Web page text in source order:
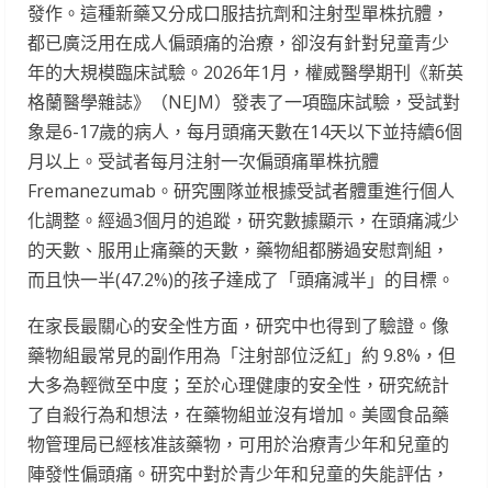
發作。這種新藥又分成口服拮抗劑和注射型單株抗體，
都已廣泛用在成人偏頭痛的治療，卻沒有針對兒童青少
年的大規模臨床試驗。2026年1月，權威醫學期刊《新英
格蘭醫學雜誌》（NEJM）發表了一項臨床試驗，受試對
象是6-17歲的病人，每月頭痛天數在14天以下並持續6個
月以上。受試者每月注射一次偏頭痛單株抗體
Fremanezumab。研究團隊並根據受試者體重進行個人
化調整。經過3個月的追蹤，研究數據顯示，在頭痛減少
的天數、服用止痛藥的天數，藥物組都勝過安慰劑組，
而且快一半(47.2%)的孩子達成了「頭痛減半」的目標。
在家長最關心的安全性方面，研究中也得到了驗證。像
藥物組最常見的副作用為「注射部位泛紅」約 9.8%，但
大多為輕微至中度；至於心理健康的安全性，研究統計
了自殺行為和想法，在藥物組並沒有增加。美國食品藥
物管理局已經核准該藥物，可用於治療青少年和兒童的
陣發性偏頭痛。研究中對於青少年和兒童的失能評估，